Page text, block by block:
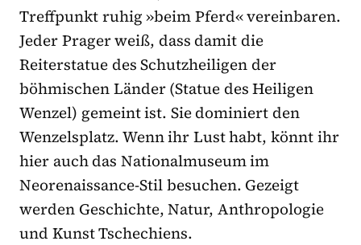
Treffpunkt ruhig »beim Pferd« vereinbaren.
Jeder Prager weiß, dass damit die
Reiterstatue des Schutzheiligen der
böhmischen Länder (Statue des Heiligen
Wenzel) gemeint ist. Sie dominiert den
Wenzelsplatz. Wenn ihr Lust habt, könnt ihr
hier auch das Nationalmuseum im
Neorenaissance-Stil besuchen. Gezeigt
werden Geschichte, Natur, Anthropologie
und Kunst Tschechiens.